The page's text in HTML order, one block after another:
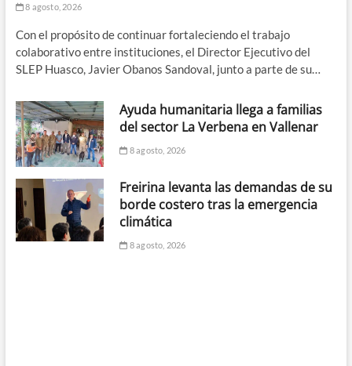
8 agosto, 2026
Con el propósito de continuar fortaleciendo el trabajo
colaborativo entre instituciones, el Director Ejecutivo del
SLEP Huasco, Javier Obanos Sandoval, junto a parte de su…
Ayuda humanitaria llega a familias
del sector La Verbena en Vallenar
8 agosto, 2026
Freirina levanta las demandas de su
borde costero tras la emergencia
climática
8 agosto, 2026